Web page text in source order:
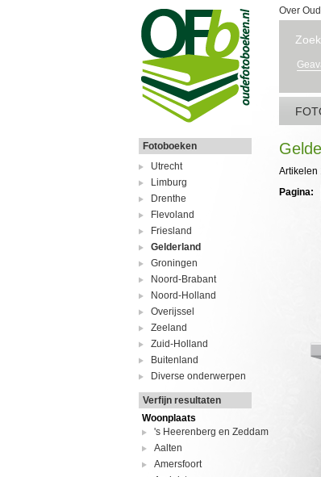
Over
Fotoboeken
Utrecht
Limburg
Drenthe
Flevoland
Friesland
Gelderland
Groningen
Noord-Brabant
Noord-Holland
Overijssel
Zeeland
Zuid-Holland
Buitenland
Diverse onderwerpen
Verfijn resultaten
Woonplaats
's Heerenberg en Zeddam
Aalten
Amersfoort
Artikelen
Pagina: